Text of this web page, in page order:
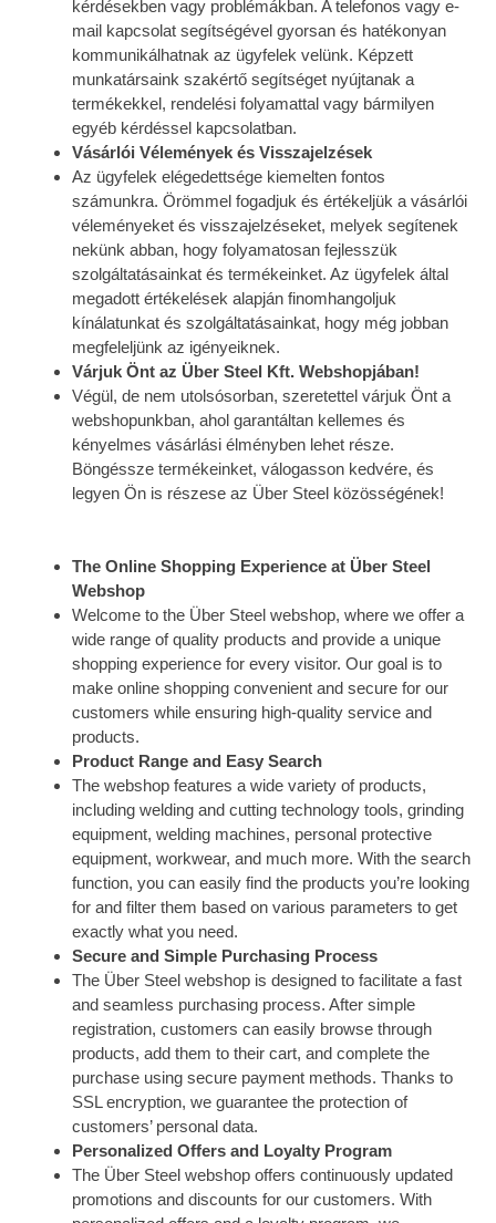
kérdésekben vagy problémákban. A telefonos vagy e-
mail kapcsolat segítségével gyorsan és hatékonyan
kommunikálhatnak az ügyfelek velünk. Képzett
munkatársaink szakértő segítséget nyújtanak a
termékekkel, rendelési folyamattal vagy bármilyen
egyéb kérdéssel kapcsolatban.
Vásárlói Vélemények és Visszajelzések
Az ügyfelek elégedettsége kiemelten fontos
számunkra. Örömmel fogadjuk és értékeljük a vásárlói
véleményeket és visszajelzéseket, melyek segítenek
nekünk abban, hogy folyamatosan fejlesszük
szolgáltatásainkat és termékeinket. Az ügyfelek által
megadott értékelések alapján finomhangoljuk
kínálatunkat és szolgáltatásainkat, hogy még jobban
megfeleljünk az igényeiknek.
Várjuk Önt az Über Steel Kft. Webshopjában!
Végül, de nem utolsósorban, szeretettel várjuk Önt a
webshopunkban, ahol garantáltan kellemes és
kényelmes vásárlási élményben lehet része.
Böngéssze termékeinket, válogasson kedvére, és
legyen Ön is részese az Über Steel közösségének!
The Online Shopping Experience at Über Steel
Webshop
Welcome to the Über Steel webshop, where we offer a
wide range of quality products and provide a unique
shopping experience for every visitor. Our goal is to
make online shopping convenient and secure for our
customers while ensuring high-quality service and
products.
Product Range and Easy Search
The webshop features a wide variety of products,
including welding and cutting technology tools, grinding
equipment, welding machines, personal protective
equipment, workwear, and much more. With the search
function, you can easily find the products you’re looking
for and filter them based on various parameters to get
exactly what you need.
Secure and Simple Purchasing Process
The Über Steel webshop is designed to facilitate a fast
and seamless purchasing process. After simple
registration, customers can easily browse through
products, add them to their cart, and complete the
purchase using secure payment methods. Thanks to
SSL encryption, we guarantee the protection of
customers’ personal data.
Personalized Offers and Loyalty Program
The Über Steel webshop offers continuously updated
promotions and discounts for our customers. With